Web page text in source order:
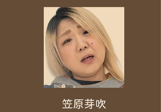
笠原芽吹